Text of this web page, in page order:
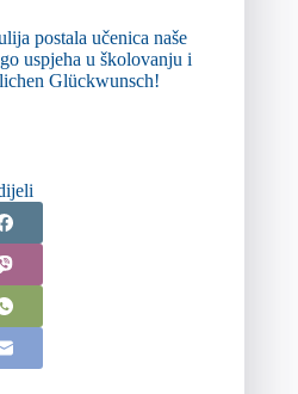
postala učenica naše
uspjeha u školovanju i
Glückwunsch!